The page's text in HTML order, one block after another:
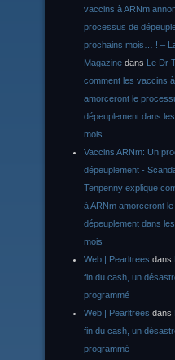
vaccins à ARNm
processus de
prochains mois… ! –
Magazine dans Le Dr
comment les vaccins
amorceront le
dépeuplement dans
mois
Vaccins ARNm: Un
dépeuplement -
Tenpenny explique
à ARNm amorceront
dépeuplement dans
mois
Web | Pearltrees dans
fin du cash, un
programmé
Web | Pearltrees dans
fin du cash, un
programmé